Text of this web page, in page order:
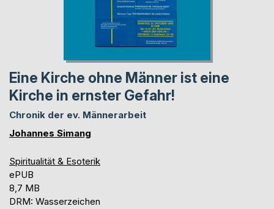
Eine Kirche ohne Männer ist eine
Kirche in ernster Gefahr!
Chronik der ev. Männerarbeit
Johannes Simang
Spiritualität & Esoterik
ePUB
8,7 MB
DRM: Wasserzeichen